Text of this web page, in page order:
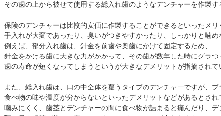
その歯の上から被せて使用する総入れ歯のようなデンチャーを作製
保険のデンチャーは比較的安価に作製することができるといったメ
手入れが大変であったり、臭いがつきやすかったり、しっかりと噛
例えば、部分入れ歯は、針金を前歯や奥歯にかけて固定するため、
針金をかける歯に大きな力がかかって、その歯が数年した時にグラ
歯の寿命が短くなってしまうというが大きなデメリットが指摘されて
また、総入れ歯は、口の中全体を覆うタイプのデンチャーですが、
食べ物の味や温度が分からないといったデメリットなどがあるとされ
噛みにくく、歯茎とデンチャーの間に食べ物が詰まると痛んだり、